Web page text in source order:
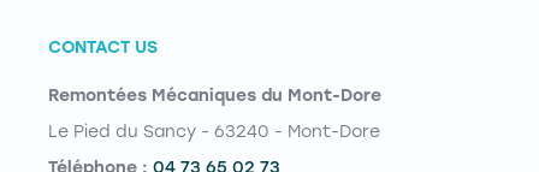
CONTACT US
Remontées Mécaniques du Mont-Dore
Le Pied du Sancy - 63240 - Mont-Dore
Téléphone : 04 73 65 02 73